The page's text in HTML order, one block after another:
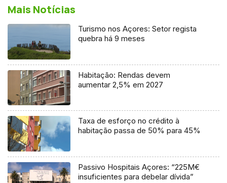
Mais Notícias
Turismo nos Açores: Setor regista
quebra há 9 meses
Habitação: Rendas devem
aumentar 2,5% em 2027
Taxa de esforço no crédito à
habitação passa de 50% para 45%
Passivo Hospitais Açores: “225M€
insuficientes para debelar dívida”